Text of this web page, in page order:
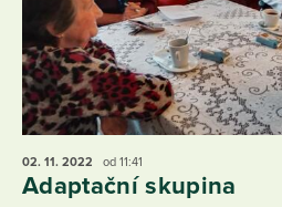
02. 11. 2022 od 11:41
Adaptační skupina